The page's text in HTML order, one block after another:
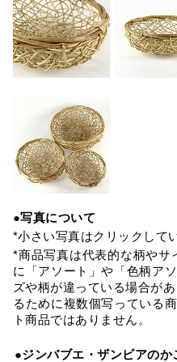
●写真について
*小さい写真はクリックして
*商品写真は代表的な柄やサ
に「アソート」や「色柄ア
ズや柄が違っている場合が
るために複数個写っている
ト商品ではありません。
●ジンバブエ・ザンビアのか